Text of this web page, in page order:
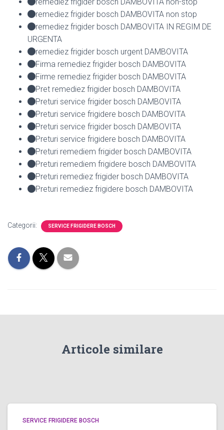
remediez frigider bosch DAMBOVITA non stop
remediez frigider bosch DAMBOVITA IN REGIM DE
URGENTA
remediez frigider bosch urgent DAMBOVITA
Firma remediez frigider bosch DAMBOVITA
Firme remediez frigider bosch DAMBOVITA
Pret remediez frigider bosch DAMBOVITA
Preturi service frigider bosch DAMBOVITA
Preturi service frigidere bosch DAMBOVITA
Preturi service frigider bosch DAMBOVITA
Preturi service frigidere bosch DAMBOVITA
Preturi remediem frigider bosch DAMBOVITA
Preturi remediem frigidere bosch DAMBOVITA
Preturi remediez frigider bosch DAMBOVITA
Preturi remediez frigidere bosch DAMBOVITA
Categorii: SERVICE FRIGIDERE BOSCH
Articole similare
SERVICE FRIGIDERE BOSCH